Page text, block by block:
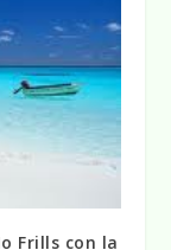
Frills con la